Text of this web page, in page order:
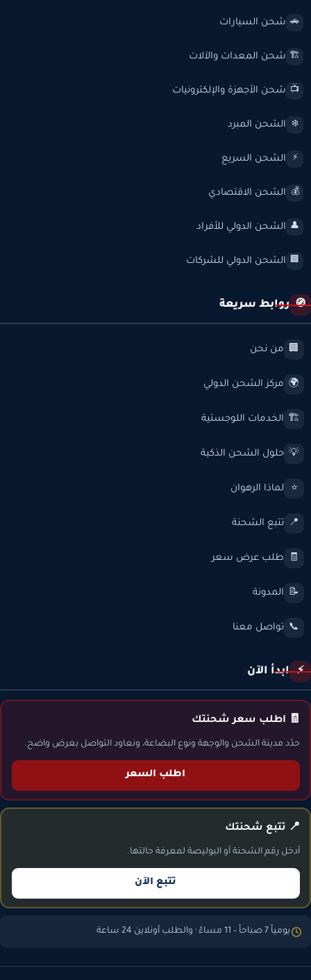
🚗 شحن السيارات
🏗️ شحن المعدات والآلات
📺 شحن الأجهزة والإلكترونيات
❄️ الشحن المبرد
⚡ الشحن السريع
💰 الشحن الاقتصادي
👤 الشحن الدولي للأفراد
🏢 الشحن الدولي للشركات
🧭 روابط سريعة
🏢 من نحن
🌍 مركز الشحن الدولي
🏗️ الخدمات اللوجستية
💡 حلول الشحن الذكية
⭐ لماذا الرهوان
📍 تتبع الشحنة
🧾 طلب عرض سعر
📝 المدونة
📞 تواصل معنا
⚡ ابدأ الآن
🧾 اطلب سعر شحنتك
حدّد مدينة الشحن والوجهة ونوع البضاعة، ونعاود التواصل بعرض واضح.
اطلب السعر
📍 تتبع شحنتك
أدخل رقم الشحنة أو البوليصة لمعرفة حالتها.
تتبع الآن
يومياً 7 صباحاً – 11 مساءً · والطلب أونلاين 24 ساعة